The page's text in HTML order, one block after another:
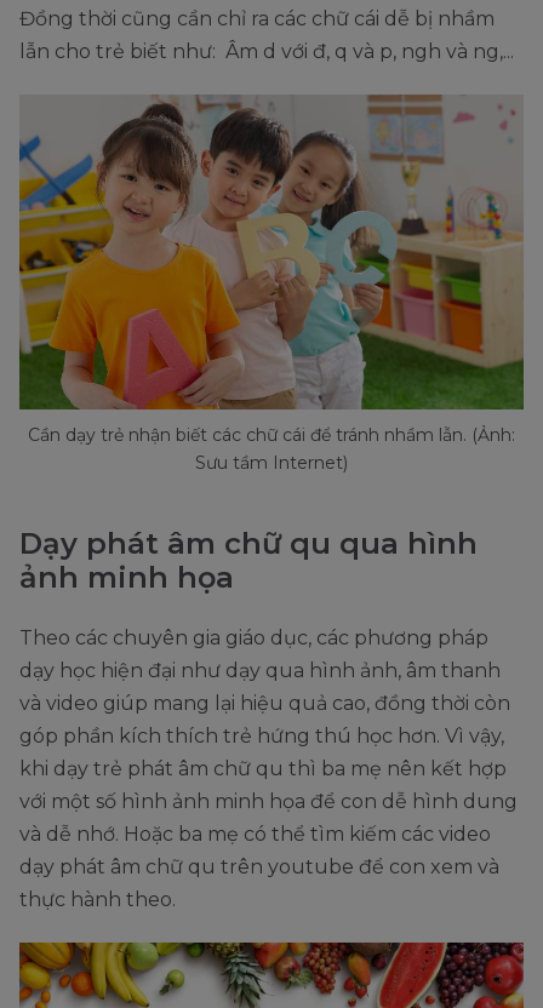
Đồng thời cũng cần chỉ ra các chữ cái dễ bị nhầm
lẫn cho trẻ biết như: Âm d với đ, q và p, ngh và ng,...
Cần dạy trẻ nhận biết các chữ cái để tránh nhầm lẫn. (Ảnh:
Sưu tầm Internet)
Dạy phát âm chữ qu qua hình
ảnh minh họa
Theo các chuyên gia giáo dục, các phương pháp
dạy học hiện đại như dạy qua hình ảnh, âm thanh
và video giúp mang lại hiệu quả cao, đồng thời còn
góp phần kích thích trẻ hứng thú học hơn. Vì vậy,
khi dạy trẻ phát âm chữ qu thì ba mẹ nên kết hợp
với một số hình ảnh minh họa để con dễ hình dung
và dễ nhớ. Hoặc ba mẹ có thể tìm kiếm các video
dạy phát âm chữ qu trên youtube để con xem và
thực hành theo.